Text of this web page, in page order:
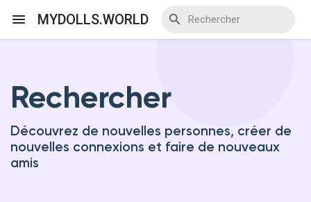
MYDOLLS.WORLD
Discover Events
My Events
Rechercher
Découvrez de nouvelles personnes, créer de
nouvelles connexions et faire de nouveaux
amis